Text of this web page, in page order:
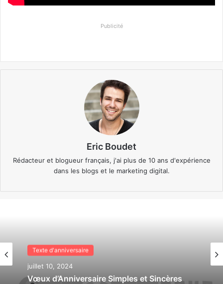
Publicité
Eric Boudet
Rédacteur et blogueur français, j'ai plus de 10 ans d'expérience
dans les blogs et le marketing digital.
Texte d'anniversaire
juillet 10, 2024
Vœux d’Anniversaire Simples et Sincères